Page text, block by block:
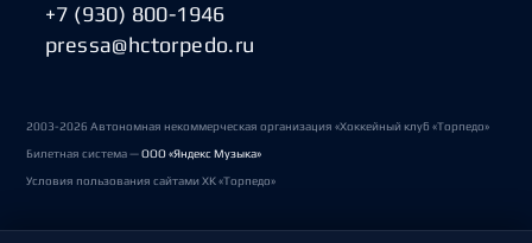
+7 (930) 800-1946
pressa@hctorpedo.ru
2003-2026 Автономная некоммерческая организация «Хоккейный клуб «Торпедо»
Билетная система —ООО «Яндекс Музыка»
Условия пользования сайтами ХК «Торпедо»